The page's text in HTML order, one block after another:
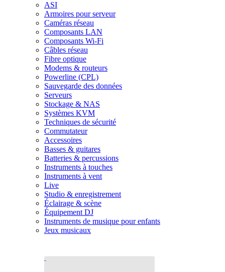
ASI
Armoires pour serveur
Caméras réseau
Composants LAN
Composants Wi-Fi
Câbles réseau
Fibre optique
Modems & routeurs
Powerline (CPL)
Sauvegarde des données
Serveurs
Stockage & NAS
Systèmes KVM
Techniques de sécurité
Commutateur
Accessoires
Basses & guitares
Batteries & percussions
Instruments à touches
Instruments à vent
Live
Studio & enregistrement
Éclairage & scène
Équipement DJ
Instruments de musique pour enfants
Jeux musicaux